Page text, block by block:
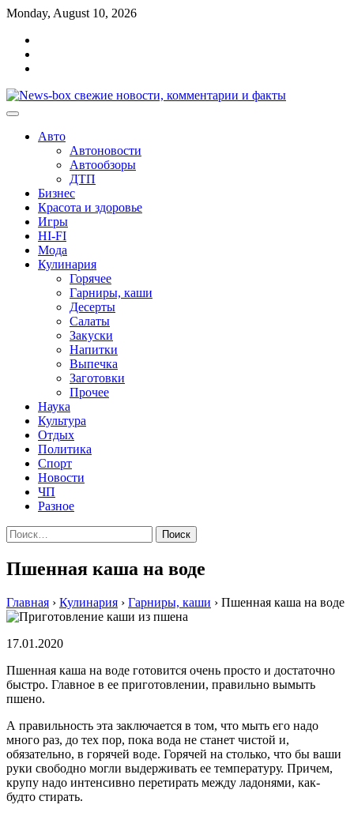
Перейти
содержимому
Monday, August 10, 2026
Авто
Автоновости
Автообзоры
ДТП
Бизнес
Красота и здоровье
Игры
HI-FI
Мода
Кулинария
Горячее
Гарниры, каши
Десерты
Салаты
Закуски
Напитки
Выпечка
Заготовки
Прочее
Наука
Культура
Отдых
Политика
Спорт
Новости
ЧП
Разное
Найти:
Пшенная каша на воде
Главная › Кулинария › Гарниры, каши › Пшенная каша на воде
17.01.2020
Пшенная каша на воде готовится очень просто и достаточно
быстро. Главное в ее приготовлении, правильно вымыть
пшено.
А правильность эта заключается в том, что мыть его надо
много раз, до тех пор, пока вода не станет чистой и,
обязательно, в горячей воде. Горячей на столько, что бы ваши
руки свободно могли выдерживать ее температуру. Причем,
крупу надо интенсивно перетирать между ладонями, как-
будто стирать.